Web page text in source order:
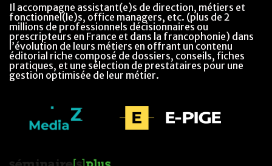
Il accompagne assistant(e)s de direction, métiers et
fonctionnel(le)s, office managers, etc. (plus de 2
millions de professionnels décisionnaires ou
prescripteurs en France et dans la francophonie) dans
l’évolution de leurs métiers en offrant un contenu
éditorial riche composé de dossiers, conseils, fiches
pratiques, et une sélection de prestataires pour une
gestion optimisée de leur métier.